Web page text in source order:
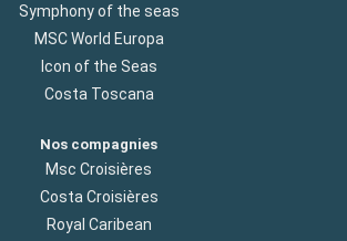
Symphony of the seas
MSC World Europa
Icon of the Seas
Costa Toscana
Nos compagnies
Msc Croisières
Costa Croisières
Royal Caribean